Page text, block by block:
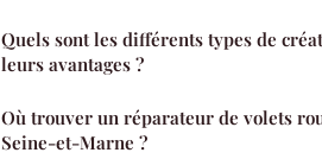
Quels sont les différents types de
leurs avantages ?
Où trouver un réparateur de volets
Seine-et-Marne ?